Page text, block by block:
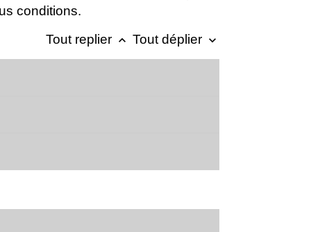
conditions.
Tout replier keyboard_arrow_up Tout déplier keyboard_arrow_down